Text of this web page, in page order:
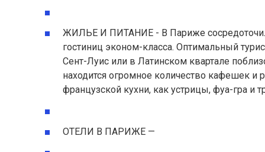
ЖИЛЬЕ И ПИТАНИЕ - В Париже
гостиниц эконом-класса. Оптимальный
Сент-Луис или в Латинском квартале
находится огромное количество кафешек и
французской кухни, как устрицы, фуа-гра и
ОТЕЛИ В ПАРИЖЕ —